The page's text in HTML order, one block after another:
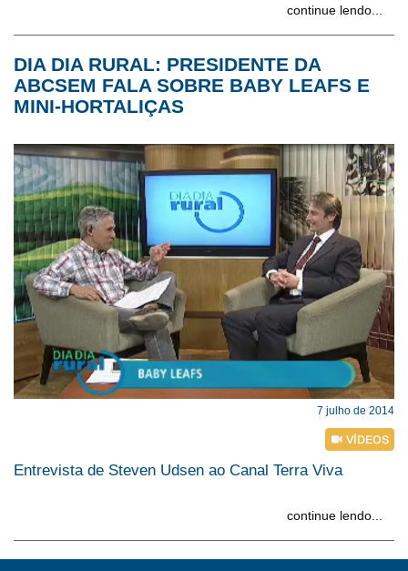
continue lendo...
DIA DIA RURAL: PRESIDENTE DA
ABCSEM FALA SOBRE BABY LEAFS E
MINI-HORTALIÇAS
7 julho de 2014
Entrevista de Steven Udsen ao Canal Terra Viva
continue lendo...